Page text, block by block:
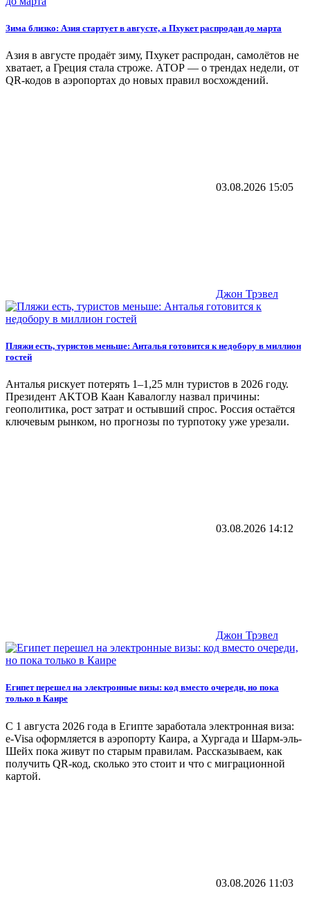
Зима близко: Азия стартует в августе, а Пхукет распродан до марта
Азия в августе продаёт зиму, Пхукет распродан, самолётов не
хватает, а Греция стала строже. АТОР — о трендах недели, от
QR-кодов в аэропортах до новых правил восхождений.
03.08.2026 15:05
Джон Трэвел
Пляжи есть, туристов меньше: Анталья готовится к недобору в миллион
гостей
Анталья рискует потерять 1–1,25 млн туристов в 2026 году.
Президент AKTOB Каан Кавалоглу назвал причины:
геополитика, рост затрат и остывший спрос. Россия остаётся
ключевым рынком, но прогнозы по турпотоку уже урезали.
03.08.2026 14:12
Джон Трэвел
Египет перешел на электронные визы: код вместо очереди, но пока
только в Каире
С 1 августа 2026 года в Египте заработала электронная виза:
e-Visa оформляется в аэропорту Каира, а Хургада и Шарм-эль-
Шейх пока живут по старым правилам. Рассказываем, как
получить QR-код, сколько это стоит и что с миграционной
картой.
03.08.2026 11:03